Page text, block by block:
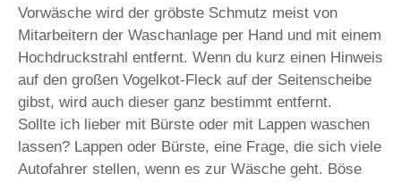
Vorwäsche wird der gröbste Schmutz meist von
Mitarbeitern der Waschanlage per Hand und mit einem
Hochdruckstrahl entfernt. Wenn du kurz einen Hinweis
auf den großen Vogelkot-Fleck auf der Seitenscheibe
gibst, wird auch dieser ganz bestimmt entfernt.
Sollte ich lieber mit Bürste oder mit Lappen waschen
lassen? Lappen oder Bürste, eine Frage, die sich viele
Autofahrer stellen, wenn es zur Wäsche geht. Böse